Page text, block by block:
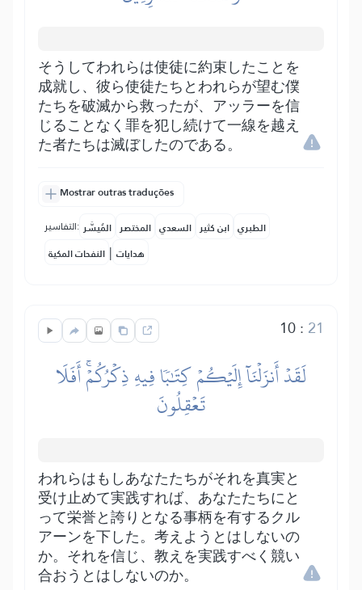
そうしてわれらは使徒に約束したことを
成就し、彼ら使徒たちとわれらが望む僕
たちを破滅から救ったが、アッラーを信
じることなく罪を犯し続けて一線を越え
た者たちは滅ぼしたのである。
Mostrar outras traduções
التفاسير: المُيسَّر المختصر السعدي ابن كثير الطبري
النفحات المكية | هدايات
10: 21
لَقَدۡ أَنزَلۡنَآ إِلَيۡكُمۡ كِتَٰبٗا فِيهِ ذِكۡرُكُمۡۚ أَفَلَا
تَعۡقِلُونَ
われらはもしあなたたちがそれを真実と
受け止めて実践すれば、あなたたちにと
って栄誉と誇りとなる事柄を有するクル
アーンを下した。考えようとはしないの
か。それを信じ、教えを実践すべく競い
合おうとはしないのか。